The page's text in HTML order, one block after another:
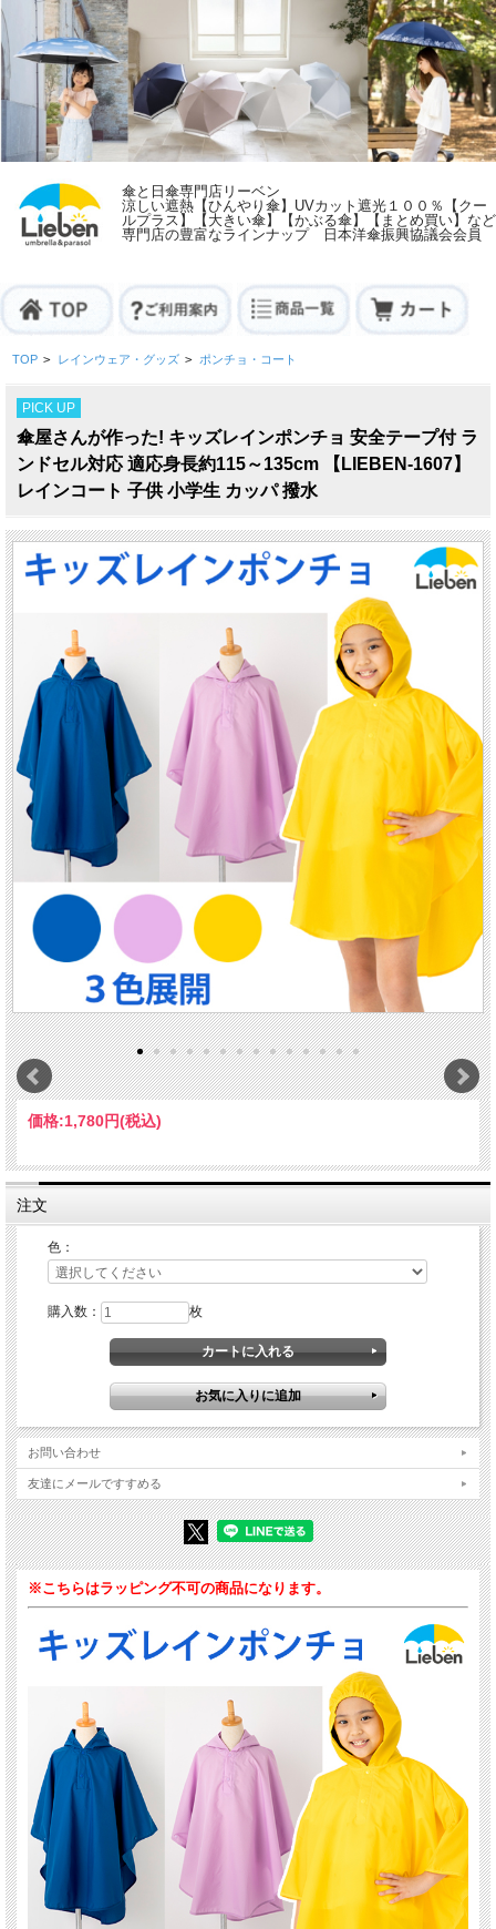
傘と日傘専門店リーベン
涼しい遮熱【ひんやり傘】UVカット遮光１００％【クー
ルプラス】【大きい傘】【かぶる傘】【まとめ買い】など
専門店の豊富なラインナップ 日本洋傘振興協議会会員
TOP > レインウェア・グッズ > ポンチョ・コート
PICK UP
傘屋さんが作った! キッズレインポンチョ 安全テープ付 ラ
ンドセル対応 適応身長約115～135cm 【LIEBEN-1607】
レインコート 子供 小学生 カッパ 撥水
価格:1,780円(税込)
注文
色：
購入数： 枚
お問い合わせ
友達にメールですすめる
※こちらはラッピング不可の商品になります。